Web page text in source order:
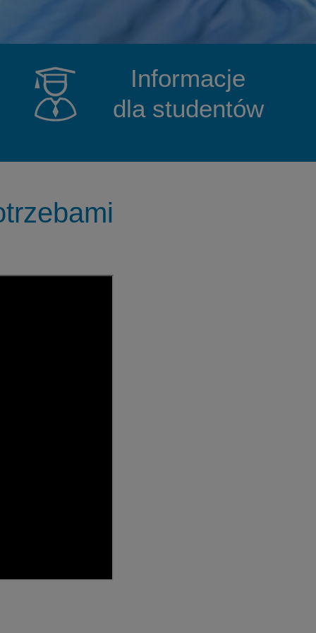
Informacje
dla studentów